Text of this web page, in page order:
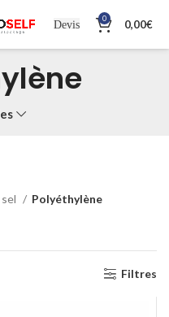
Devis 0 0,00€
Polyéthylène
Filtres